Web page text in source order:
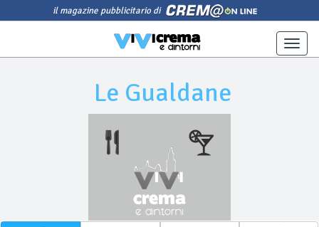
il magazine pubblicitario di
Toggle
Le Gualdane